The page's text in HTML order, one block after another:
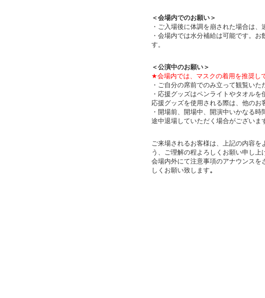
＜会場内でのお願い＞
・ご入場後に体調を崩された場合は、
・会場内では水分補給は可能です。
す。
＜公演中のお願い＞
★会場内では、マスクの着用を推奨し
・ご自分の席前でのみ立って観覧い
・応援グッズはペンライトやタオルを
応援グッズを使用される際は、他のお
・開場前、開場中、開演中いかなる
途中退場していただく場合がございま
ご来場されるお客様は、上記の内容
う、ご理解の程よろしくお願い申し上
会場内外にて注意事項のアナウンス
しくお願い致します。